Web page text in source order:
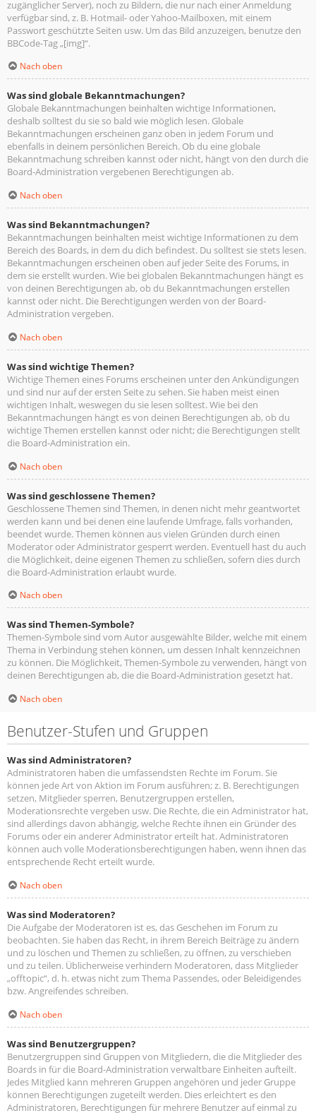
zugänglicher Server), noch zu Bildern, die nur nach einer Anmeldung
verfügbar sind, z. B. Hotmail- oder Yahoo-Mailboxen, mit einem
Passwort geschützte Seiten usw. Um das Bild anzuzeigen, benutze den
BBCode-Tag „[img]“.
Nach oben
Was sind globale Bekanntmachungen?
Globale Bekanntmachungen beinhalten wichtige Informationen,
deshalb solltest du sie so bald wie möglich lesen. Globale
Bekanntmachungen erscheinen ganz oben in jedem Forum und
ebenfalls in deinem persönlichen Bereich. Ob du eine globale
Bekanntmachung schreiben kannst oder nicht, hängt von den durch die
Board-Administration vergebenen Berechtigungen ab.
Nach oben
Was sind Bekanntmachungen?
Bekanntmachungen beinhalten meist wichtige Informationen zu dem
Bereich des Boards, in dem du dich befindest. Du solltest sie stets lesen.
Bekanntmachungen erscheinen oben auf jeder Seite des Forums, in
dem sie erstellt wurden. Wie bei globalen Bekanntmachungen hängt es
von deinen Berechtigungen ab, ob du Bekanntmachungen erstellen
kannst oder nicht. Die Berechtigungen werden von der Board-
Administration vergeben.
Nach oben
Was sind wichtige Themen?
Wichtige Themen eines Forums erscheinen unter den Ankündigungen
und sind nur auf der ersten Seite zu sehen. Sie haben meist einen
wichtigen Inhalt, weswegen du sie lesen solltest. Wie bei den
Bekanntmachungen hängt es von deinen Berechtigungen ab, ob du
wichtige Themen erstellen kannst oder nicht; die Berechtigungen stellt
die Board-Administration ein.
Nach oben
Was sind geschlossene Themen?
Geschlossene Themen sind Themen, in denen nicht mehr geantwortet
werden kann und bei denen eine laufende Umfrage, falls vorhanden,
beendet wurde. Themen können aus vielen Gründen durch einen
Moderator oder Administrator gesperrt werden. Eventuell hast du auch
die Möglichkeit, deine eigenen Themen zu schließen, sofern dies durch
die Board-Administration erlaubt wurde.
Nach oben
Was sind Themen-Symbole?
Themen-Symbole sind vom Autor ausgewählte Bilder, welche mit einem
Thema in Verbindung stehen können, um dessen Inhalt kennzeichnen
zu können. Die Möglichkeit, Themen-Symbole zu verwenden, hängt von
deinen Berechtigungen ab, die die Board-Administration gesetzt hat.
Nach oben
Benutzer-Stufen und Gruppen
Was sind Administratoren?
Administratoren haben die umfassendsten Rechte im Forum. Sie
können jede Art von Aktion im Forum ausführen; z. B. Berechtigungen
setzen, Mitglieder sperren, Benutzergruppen erstellen,
Moderationsrechte vergeben usw. Die Rechte, die ein Administrator hat,
sind allerdings davon abhängig, welche Rechte ihnen ein Gründer des
Forums oder ein anderer Administrator erteilt hat. Administratoren
können auch volle Moderationsberechtigungen haben, wenn ihnen das
entsprechende Recht erteilt wurde.
Nach oben
Was sind Moderatoren?
Die Aufgabe der Moderatoren ist es, das Geschehen im Forum zu
beobachten. Sie haben das Recht, in ihrem Bereich Beiträge zu ändern
und zu löschen und Themen zu schließen, zu öffnen, zu verschieben
und zu teilen. Üblicherweise verhindern Moderatoren, dass Mitglieder
„offtopic“, d. h. etwas nicht zum Thema Passendes, oder Beleidigendes
bzw. Angreifendes schreiben.
Nach oben
Was sind Benutzergruppen?
Benutzergruppen sind Gruppen von Mitgliedern, die die Mitglieder des
Boards in für die Board-Administration verwaltbare Einheiten aufteilt.
Jedes Mitglied kann mehreren Gruppen angehören und jeder Gruppe
können Berechtigungen zugeteilt werden. Dies erleichtert es den
Administratoren, Berechtigungen für mehrere Benutzer auf einmal zu